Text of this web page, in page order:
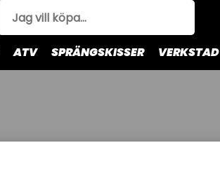
ATV SPRÄNGSKISSER VERKSTAD